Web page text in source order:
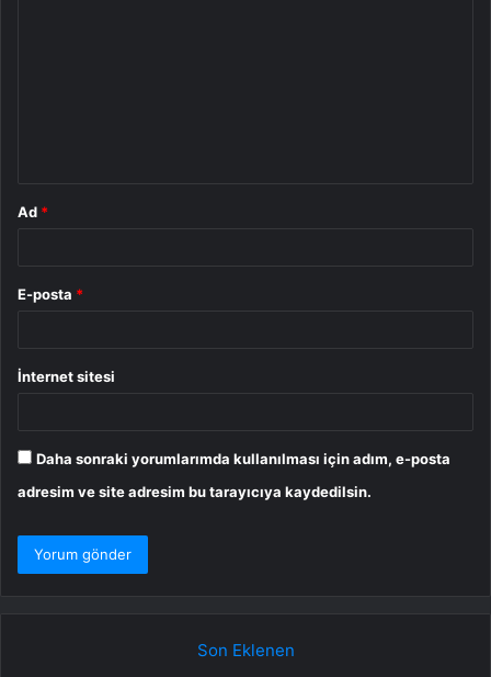
Ad *
E-posta *
İnternet sitesi
Daha sonraki yorumlarımda kullanılması için adım, e-posta
adresim ve site adresim bu tarayıcıya kaydedilsin.
Son Eklenen